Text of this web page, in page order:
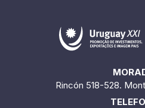
Rincón 518-528.